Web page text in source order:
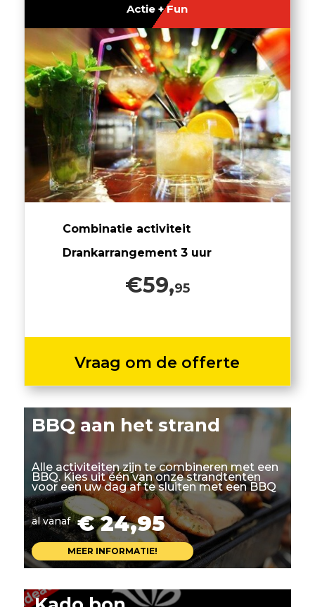
Actie + Fun
Combinatie activiteit
Drankarrangement 3 uur
€59,95
Vraag om de offerte
BBQ aan het strand
Alle activiteiten zijn te combineren met een
BBQ. Kies uit één van onze strandtenten
voor een uw dag af te sluiten met een BBQ
al vanaf € 24,95
MEER INFORMATIE!